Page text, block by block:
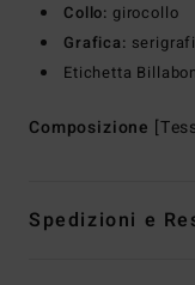
Collo: girocollo
Grafica:
Etichetta
Composizione
Spedizioni e